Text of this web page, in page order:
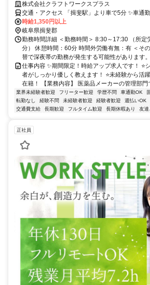
株式会社クラフトワークスプラス
交通・アクセス 「揖斐駅」より車で5分 ✨車通勤OK ✨バイク通勤OK
✨転勤なし！
時給1,350円以上
岐阜県揖斐郡
勤務時間詳細 ＜勤務時間＞ 8:30～17:30 （所定
分） 休憩時間：60分 時間外労働有無：有 ＜そ
替で深夜帯の勤務が発生する可能性があります
仕事内容 ✨️期間限定！時給アップ求人です！ ⭐️
者がしっかり優しく教えます！ ⭐️未経験から活
在籍！ 【業務内容】 医薬品メーカーの管理部門
業界未経験者歓迎 フリーター歓迎 学歴不問 車通勤OK
転勤なし
経験不問 未経験者歓迎 経験者歓迎 週払いOK
交通費支給
長期歓迎 フルタイム歓迎 長期休暇あり 友達
正社員